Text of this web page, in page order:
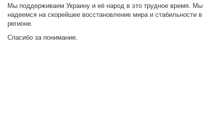
Мы поддерживаем Украину и её народ в это трудное время. Мы
надеемся на скорейшее восстановление мира и стабильности в
регионе.
Спасибо за понимание.